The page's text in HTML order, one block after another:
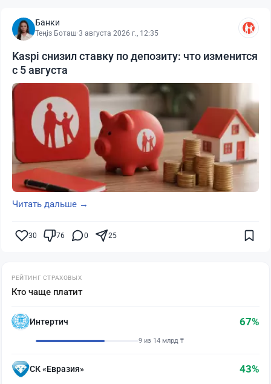
Банки
Теңіз Боташ·3 августа 2026 г., 12:35
Kaspi снизил ставку по депозиту: что изменится
с 5 августа
Читать дальше →
30 76 0 25
РЕЙТИНГ СТРАХОВЫХ
Кто чаще платит
Интертич 67%
9 из 14 млрд ₸
СК «Евразия» 43%